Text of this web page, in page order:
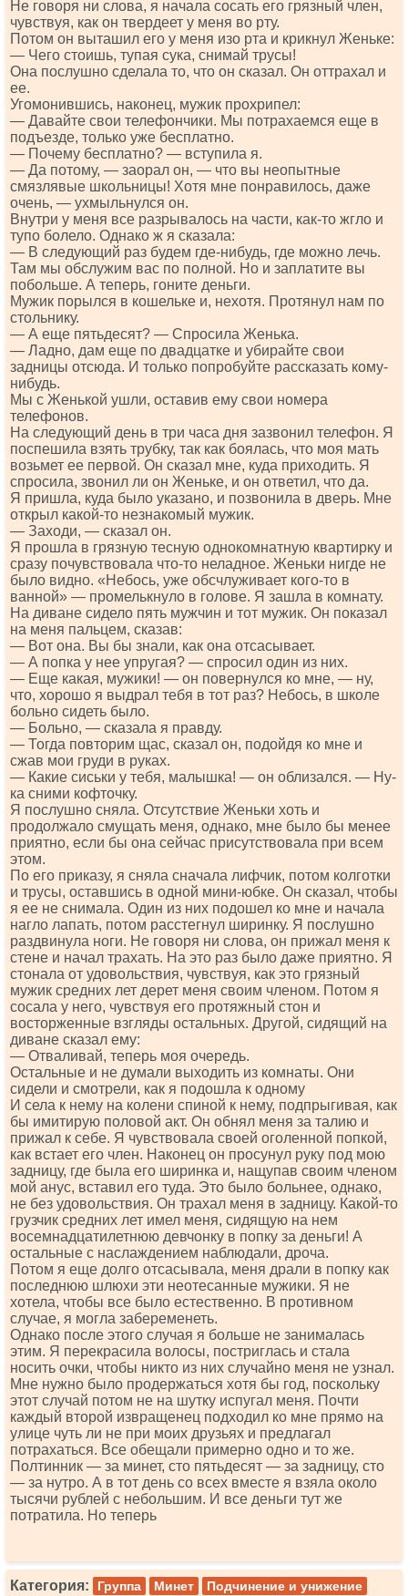
Не говоря ни слова, я начала сосать его грязный член,
чувствуя, как он твердеет у меня во рту.
Потом он выташил его у меня изо рта и крикнул Женьке:
— Чего стоишь, тупая сука, снимай трусы!
Она послушно сделала то, что он сказал. Он оттрахал и
ее.
Угомонившись, наконец, мужик прохрипел:
— Давайте свои телефончики. Мы потрахаемся еще в
подъезде, только уже бесплатно.
— Почему бесплатно? — вступила я.
— Да потому, — заорал он, — что вы неопытные
смязлявые школьницы! Хотя мне понравилось, даже
очень, — ухмыльнулся он.
Внутри у меня все разрывалось на части, как-то жгло и
тупо болело. Однако ж я сказала:
— В следующий раз будем где-нибудь, где можно лечь.
Там мы обслужим вас по полной. Но и заплатите вы
побольше. А теперь, гоните деньги.
Мужик порылся в кошельке и, нехотя. Протянул нам по
стольнику.
— А еще пятьдесят? — Спросила Женька.
— Ладно, дам еще по двадцатке и убирайте свои
задницы отсюда. И только попробуйте рассказать кому-
нибудь.
Мы с Женькой ушли, оставив ему свои номера
телефонов.
На следующий день в три часа дня зазвонил телефон. Я
поспешила взять трубку, так как боялась, что моя мать
возьмет ее первой. Он сказал мне, куда приходить. Я
спросила, звонил ли он Женьке, и он ответил, что да.
Я пришла, куда было указано, и позвонила в дверь. Мне
открыл какой-то незнакомый мужик.
— Заходи, — сказал он.
Я прошла в грязную тесную однокомнатную квартирку и
сразу почувствовала что-то неладное. Женьки нигде не
было видно. «Небось, уже обсчлуживает кого-то в
ванной» — промелькнуло в голове. Я зашла в комнату.
На диване сидело пять мужчин и тот мужик. Он показал
на меня пальцем, сказав:
— Вот она. Вы бы знали, как она отсасывает.
— А попка у нее упругая? — спросил один из них.
— Еще какая, мужики! — он повернулся ко мне, — ну,
что, хорошо я выдрал тебя в тот раз? Небось, в школе
больно сидеть было.
— Больно, — сказала я правду.
— Тогда повторим щас, сказал он, подойдя ко мне и
сжав мои груди в руках.
— Какие сиськи у тебя, малышка! — он облизался. — Ну-
ка сними кофточку.
Я послушно сняла. Отсутствие Женьки хоть и
продолжало смущать меня, однако, мне было бы менее
приятно, если бы она сейчас присутствовала при всем
этом.
По его приказу, я сняла сначала лифчик, потом колготки
и трусы, оставшись в одной мини-юбке. Он сказал, чтобы
я ее не снимала. Один из них подошел ко мне и начала
нагло лапать, потом расстегнул ширинку. Я послушно
раздвинула ноги. Не говоря ни слова, он прижал меня к
стене и начал трахать. На это раз было даже приятно. Я
стонала от удовольствия, чувствуя, как это грязный
мужик средних лет дерет меня своим членом. Потом я
сосала у него, чувствуя его протяжный стон и
восторженные взгляды остальных. Другой, сидящий на
диване сказал ему:
— Отваливай, теперь моя очередь.
Остальные и не думали выходить из комнаты. Они
сидели и смотрели, как я подошла к одному
И села к нему на колени спиной к нему, подпрыгивая, как
бы имитирую половой акт. Он обнял меня за талию и
прижал к себе. Я чувствовала своей оголенной попкой,
как встает его член. Наконец он просунул руку под мою
задницу, где была его ширинка и, нащупав своим членом
мой анус, вставил его туда. Это было больнее, однако,
не без удовольствия. Он трахал меня в задницу. Какой-то
грузчик средних лет имел меня, сидящую на нем
восемнадцатилетнюю девчонку в попку за деньги! А
остальные с наслаждением наблюдали, дроча.
Потом я еще долго отсасывала, меня драли в попку как
последнюю шлюхи эти неотесанные мужики. Я не
хотела, чтобы все было естественно. В противном
случае, я могла забеременеть.
Однако после этого случая я больше не занималась
этим. Я перекрасила волосы, постриглась и стала
носить очки, чтобы никто из них случайно меня не узнал.
Мне нужно было продержаться хотя бы год, поскольку
этот случай потом не на шутку испугал меня. Почти
каждый второй извращенец подходил ко мне прямо на
улице чуть ли не при моих друзьях и предлагал
потрахаться. Все обещали примерно одно и то же.
Полтинник — за минет, сто пятьдесят — за задницу, сто
— за нутро. А в тот день со всех вместе я взяла около
тысячи рублей с небольшим. И все деньги тут же
потратила. Но теперь
Категория: Группа Минет
Подчинение и унижение